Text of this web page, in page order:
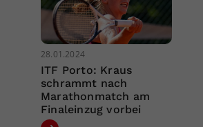
28.01.2024
ITF Porto: Kraus
schrammt nach
Marathonmatch am
Finaleinzug vorbei